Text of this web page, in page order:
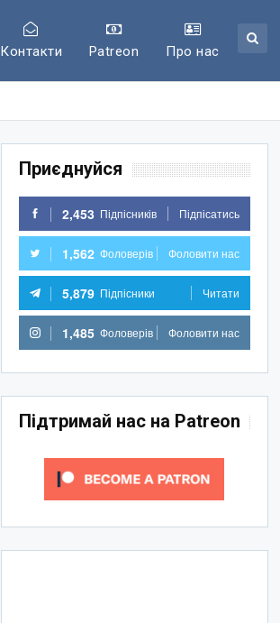
Контакти Patreon Про нас
Приєднуйся
2,453 Підпісників Підпісатись
1,562 Фоловерів Фоловити нас
5,879 Підпісники Читати
1,485 Фоловерів Фоловити нас
Підтримай нас на Patreon